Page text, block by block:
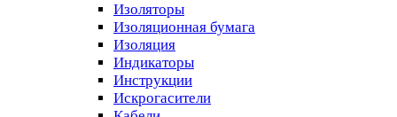
Изоляторы
Изоляционная бумага
Изоляция
Индикаторы
Инструкции
Искрогасители